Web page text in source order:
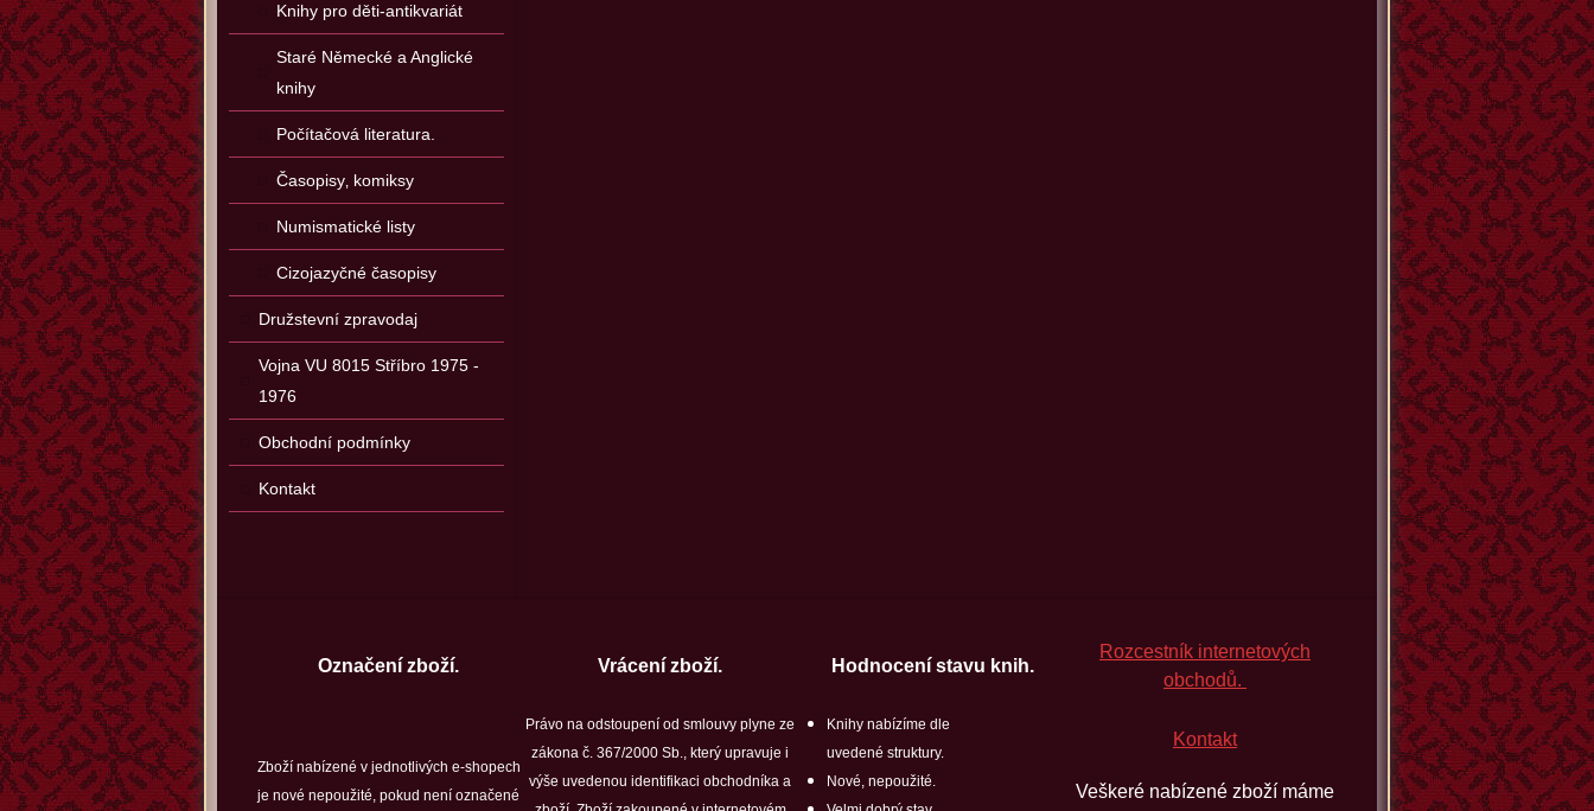
Knihy pro děti-antikvariát
Staré Německé a Anglické
knihy
Počítačová literatura.
Časopisy‚ komiksy
Numismatické listy
Cizojazyčné časopisy
Družstevní zpravodaj
Vojna VU 8015 Stříbro 1975 -
1976
Obchodní podmínky
Kontakt
Označení zboží. Vrácení zboží. Hodnocení stavu knih.
Rozcestník internetových
obchodů.
Zboží nabízené v jednotlivých e-shopech
je nové nepoužité, pokud není označené
Právo na odstoupení od smlouvy plyne ze
zákona č. 367/2000 Sb., který upravuje i
výše uvedenou identifikaci obchodníka a
Knihy nabízíme dle
uvedené struktury.
Nové, nepoužité.
Kontakt
Veškeré nabízené zboží máme